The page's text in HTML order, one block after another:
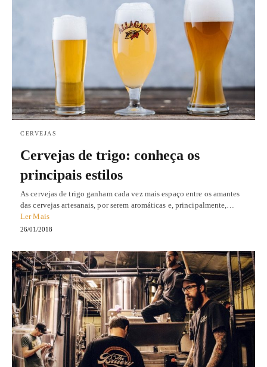
CERVEJAS
Cervejas de trigo: conheça os
principais estilos
As cervejas de trigo ganham cada vez mais espaço entre os amantes
das cervejas artesanais, por serem aromáticas e, principalmente,…
Ler Mais
26/01/2018